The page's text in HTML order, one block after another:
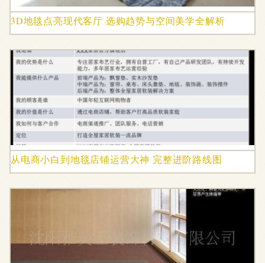
3D地毯点亮现代客厅 选购趋势与空间美学全解析
从电商小白到地毯店铺运营大神 完整进阶路线图